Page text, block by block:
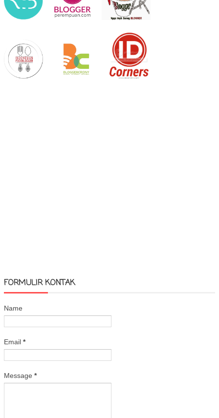
FORMULIR KONTAK
Name
Email *
Message *